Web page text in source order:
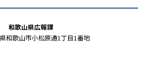
和歌山県広報課
和歌山市小松原通1丁目1番地